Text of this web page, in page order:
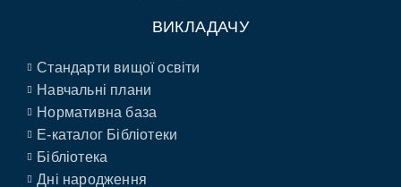
ВИКЛАДАЧУ
Стандарти вищої освіти
Навчальні плани
Нормативна база
E-каталог Бібліотеки
Бібліотека
Дні народження